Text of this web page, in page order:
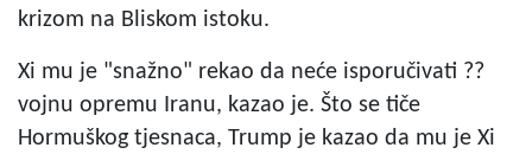
krizom na Bliskom istoku.
Xi mu je "snažno" rekao da neće isporučivati ??
vojnu opremu Iranu, kazao je. Što se tiče
Hormuškog tjesnaca, Trump je kazao da mu je Xi